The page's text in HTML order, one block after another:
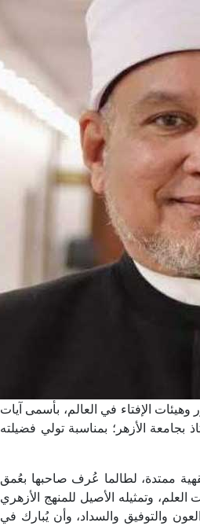
الإفتاء في العالم، بأسمى آيات
بجامعة الأزهر؛ بمناسبة تولي فضيلته
ممتدة، لطالما عُرف صاحبها بعُمق
وتمثيله الأصيل للمنهج الأزهري
والتوفيق والسداد، وأن يُبارك في